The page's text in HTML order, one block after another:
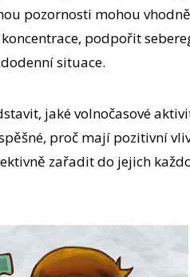
pozornosti mohou
podpořit
situace.
jaké volnočasové
proč mají pozitivní
zařadit do jejich